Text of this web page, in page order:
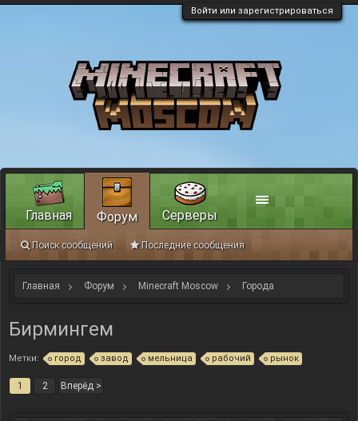
Войти или зарегистрироваться
Главная Форум Minecraft Moscow Города
Бирмингем
Метки: город завод мельница рабочий рынок
1 2 Вперёд >
Главная Форум
Поиск сообщений Последние сообщения
Серверы